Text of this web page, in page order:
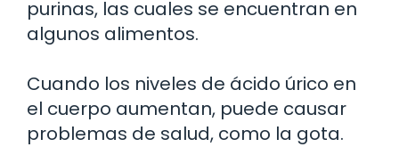
purinas, las cuales se encuentran en
algunos alimentos.
Cuando los niveles de ácido úrico en
el cuerpo aumentan, puede causar
problemas de salud, como la gota.